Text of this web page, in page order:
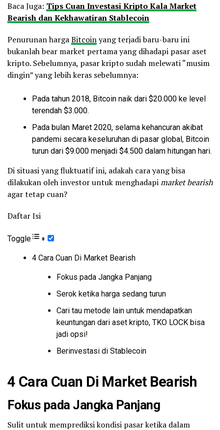
Baca Juga: Tips Cuan Investasi Kripto Kala Market
Bearish dan Kekhawatiran Stablecoin
Penurunan hargaBitcoinyang terjadi baru-baru ini
bukanlah bear market pertama yang dihadapi pasar aset
kripto. Sebelumnya, pasar kripto sudah melewati “musim
dingin” yang lebih keras sebelumnya:
Pada tahun 2018, Bitcoin naik dari $20.000 ke level
terendah $3.000.
Pada bulan Maret 2020, selama kehancuran akibat
pandemi secara keseluruhan di pasar global, Bitcoin
turun dari $9.000 menjadi $4.500 dalam hitungan hari.
Di situasi yang fluktuatif ini, adakah cara yang bisa
dilakukan oleh investor untuk menghadapimarket bearish
agar tetap cuan?
Daftar Isi
Toggle
4 Cara Cuan Di Market Bearish
Fokus pada Jangka Panjang
Serok ketika harga sedang turun
Cari tau metode lain untuk mendapatkan
keuntungan dari aset kripto, TKO LOCK bisa
jadi opsi!
Berinvestasi di Stablecoin
4 Cara Cuan Di Market Bearish
Fokus pada Jangka Panjang
Sulit untuk memprediksi kondisi pasar ketika dalam